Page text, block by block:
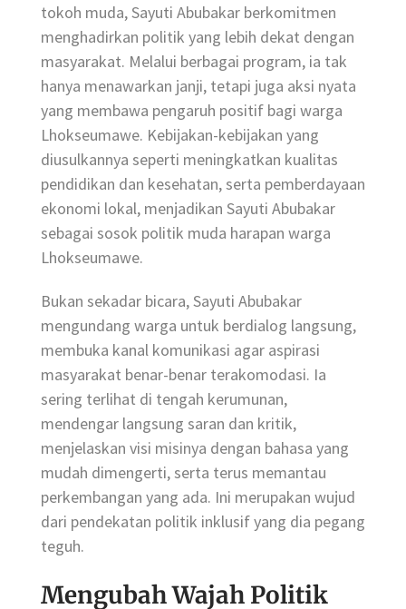
tokoh muda, Sayuti Abubakar berkomitmen
menghadirkan politik yang lebih dekat dengan
masyarakat. Melalui berbagai program, ia tak
hanya menawarkan janji, tetapi juga aksi nyata
yang membawa pengaruh positif bagi warga
Lhokseumawe. Kebijakan-kebijakan yang
diusulkannya seperti meningkatkan kualitas
pendidikan dan kesehatan, serta pemberdayaan
ekonomi lokal, menjadikan Sayuti Abubakar
sebagai sosok politik muda harapan warga
Lhokseumawe.
Bukan sekadar bicara, Sayuti Abubakar
mengundang warga untuk berdialog langsung,
membuka kanal komunikasi agar aspirasi
masyarakat benar-benar terakomodasi. Ia
sering terlihat di tengah kerumunan,
mendengar langsung saran dan kritik,
menjelaskan visi misinya dengan bahasa yang
mudah dimengerti, serta terus memantau
perkembangan yang ada. Ini merupakan wujud
dari pendekatan politik inklusif yang dia pegang
teguh.
Mengubah Wajah Politik